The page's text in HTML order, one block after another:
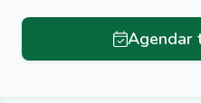
Agendar